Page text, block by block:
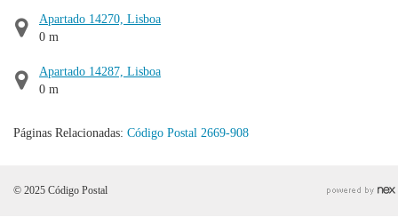
Apartado 14270, Lisboa
0 m
Apartado 14287, Lisboa
0 m
Páginas Relacionadas: Código Postal 2669-908
© 2025 Código Postal